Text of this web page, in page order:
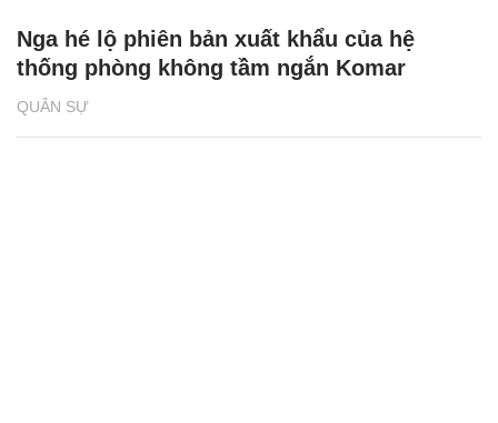
QUÂN SỰ
Nga hé lộ phiên bản xuất khẩu của hệ
thống phòng không tầm ngắn Komar